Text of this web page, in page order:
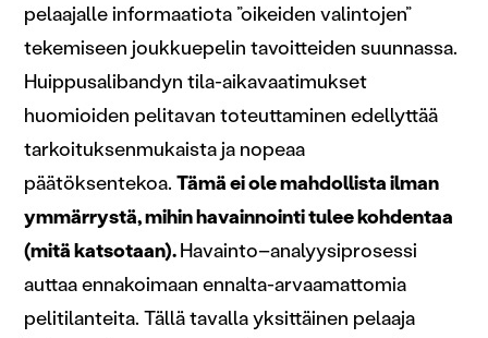
pelaajalle informaatiota ”oikeiden valintojen”
tekemiseen joukkuepelin tavoitteiden suunnassa.
Huippusalibandyn tila-aikavaatimukset
huomioiden pelitavan toteuttaminen edellyttää
tarkoituksenmukaista ja nopeaa
päätöksentekoa. Tämä ei ole mahdollista ilman
ymmärrystä, mihin havainnointi tulee kohdentaa
(mitä katsotaan).Havainto–analyysiprosessi
auttaa ennakoimaan ennalta-arvaamattomia
pelitilanteita. Tällä tavalla yksittäinen pelaaja